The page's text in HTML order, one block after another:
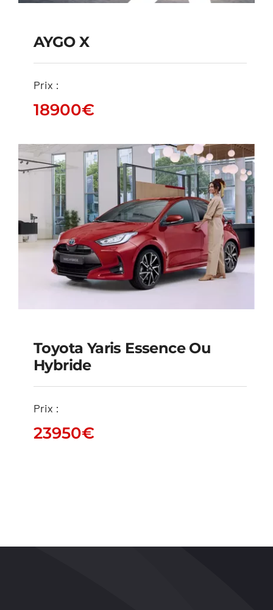
AYGO X
AYGO X
Prix :
18900€
Toyota Yaris essence
Toyota Yaris Essence Ou
Hybride
Prix :
23950€